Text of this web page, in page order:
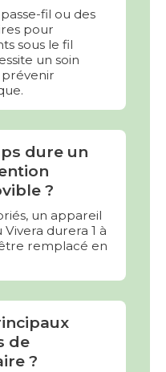
fil ou des
pour
sous le fil
un soin
dure un
?
un appareil
durera 1 à
remplacé en
de
?